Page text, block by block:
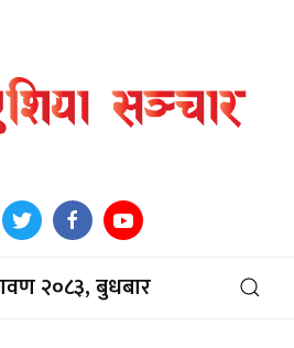
२०८३, बुधबार